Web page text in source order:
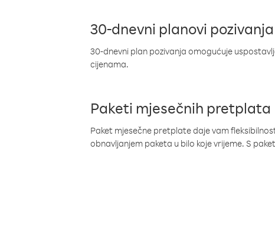
30-dnevni planovi pozivanja
30-dnevni plan pozivanja omogućuje
cijenama.
Paketi mjesečnih pretplata
Paket mjesečne pretplate daje vam
obnavljanjem paketa u bilo koje vrijeme. S